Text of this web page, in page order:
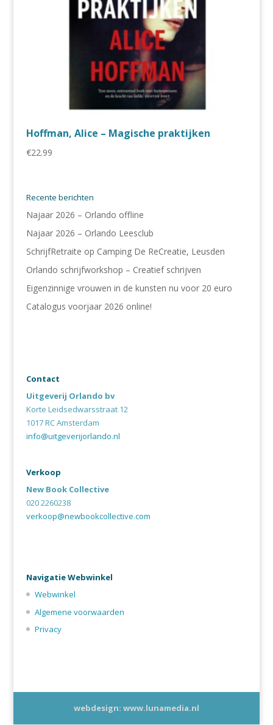
Hoffman, Alice – Magische praktijken
€22.99
Recente berichten
Najaar 2026 – Orlando offline
Najaar 2026 – Orlando Leesclub
SchrijfRetraite op Camping De ReCreatie, Leusden
Orlando schrijfworkshop – Creatief schrijven
Eigenzinnige vrouwen in de kunsten nu voor 20 euro
Catalogus voorjaar 2026 online!
Contact
Uitgeverij Orlando bv
Korte Leidsedwarsstraat 12
1017 RC Amsterdam
info@uitgeverijorlando.nl
Verkoop
New Book Collective
020 2260238
verkoop@newbookcollective.com
Navigatie Webwinkel
Webwinkel
Algemene voorwaarden
Privacy
webdesign: www.lunamedia.nl